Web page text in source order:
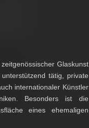
Glaskunst
tätig, private
internationaler Künstler
Besonders ist die
eines ehemaligen